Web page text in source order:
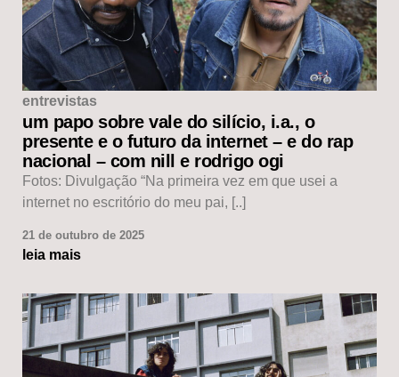
entrevistas
um papo sobre vale do silício, i.a., o
presente e o futuro da internet – e do rap
nacional – com nill e rodrigo ogi
Fotos: Divulgação “Na primeira vez em que usei a
internet no escritório do meu pai, [..]
21 de outubro de 2025
leia mais